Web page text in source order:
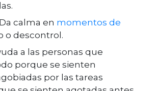
Da calma en momentos de
o descontrol.
a las personas que
porque se sienten
por las tareas